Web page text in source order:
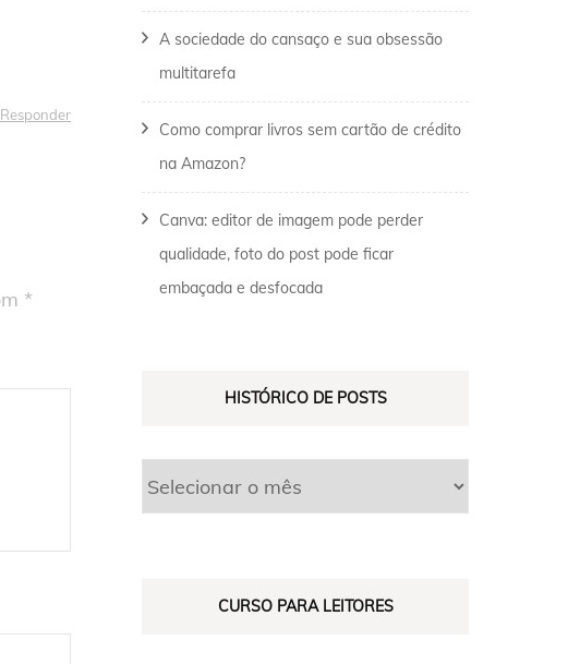
Responder
*
A sociedade do cansaço e sua obsessão
multitarefa
Como comprar livros sem cartão de crédito
na Amazon?
Canva: editor de imagem pode perder
qualidade, foto do post pode ficar
embaçada e desfocada
HISTÓRICO DE POSTS
CURSO PARA LEITORES